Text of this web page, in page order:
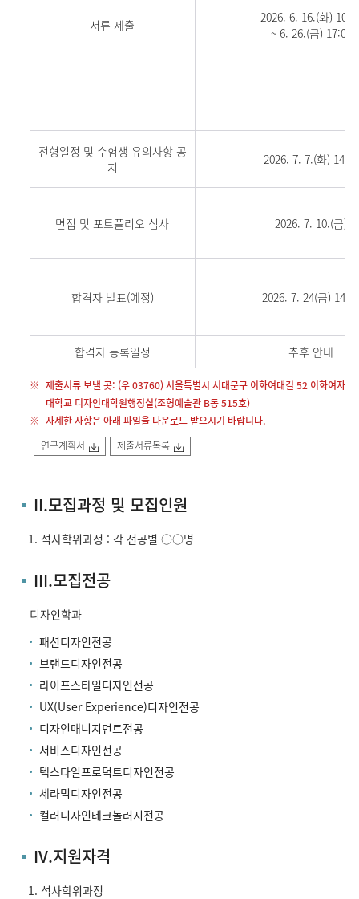
서류 제출
2026. 6. 16.(화)
~ 6. 26.(금) 17:00
전형일정 및 수험생 유의사항 공
지
2026. 7. 7.(화) 14:00
면접 및 포트폴리오 심사 2026. 7. 10.(금)
합격자 발표(예정) 2026. 7. 24(금) 14:00
합격자 등록일정 추후 안내
제출서류 보낼 곳: (우 03760) 서울특별시 서대문구 이화여대길 52 이화여자
대학교 디자인대학원행정실(조형예술관 B동 515호)
자세한 사항은 아래 파일을 다운로드 받으시기 바랍니다.
연구계획서
제출서류목록
II.모집과정 및 모집인원
석사학위과정 : 각 전공별 ○○명
III.모집전공
디자인학과
패션디자인전공
브랜드디자인전공
라이프스타일디자인전공
UX(User Experience)디자인전공
디자인매니지먼트전공
서비스디자인전공
텍스타일프로덕트디자인전공
세라믹디자인전공
컬러디자인테크놀러지전공
IV.지원자격
석사학위과정